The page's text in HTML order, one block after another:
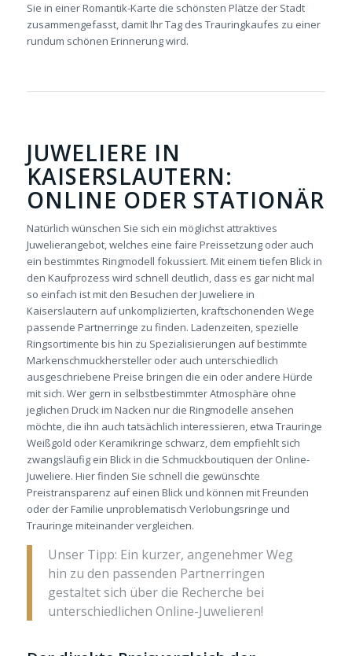
Sie in einer Romantik-Karte die schönsten Plätze der Stadt
zusammengefasst, damit Ihr Tag des Trauringkaufes zu einer
rundum schönen Erinnerung wird.
JUWELIERE IN
KAISERSLAUTERN:
ONLINE ODER STATIONÄR
Natürlich wünschen Sie sich ein möglichst attraktives
Juwelierangebot, welches eine faire Preissetzung oder auch
ein bestimmtes Ringmodell fokussiert. Mit einem tiefen Blick in
den Kaufprozess wird schnell deutlich, dass es gar nicht mal
so einfach ist mit den Besuchen der Juweliere in
Kaiserslautern auf unkomplizierten, kraftschonenden Wege
passende Partnerringe zu finden. Ladenzeiten, spezielle
Ringsortimente bis hin zu Spezialisierungen auf bestimmte
Markenschmuckhersteller oder auch unterschiedlich
ausgeschriebene Preise bringen die ein oder andere Hürde
mit sich. Wer gern in selbstbestimmter Atmosphäre ohne
jeglichen Druck im Nacken nur die Ringmodelle ansehen
möchte, die ihn auch tatsächlich interessieren, etwa Trauringe
Weißgold oder Keramikringe schwarz, dem empfiehlt sich
zwangsläufig ein Blick in die Schmuckboutiquen der Online-
Juweliere. Hier finden Sie schnell die gewünschte
Preistransparenz auf einen Blick und können mit Freunden
oder der Familie unproblematisch Verlobungsringe und
Trauringe miteinander vergleichen.
Unser Tipp: Ein kurzer, angenehmer Weg
hin zu den passenden Partnerringen
gestaltet sich über die Recherche bei
unterschiedlichen Online-Juwelieren!